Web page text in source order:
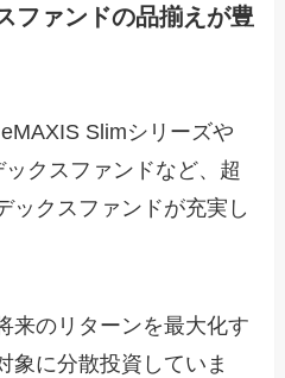
ファンドの品揃えが豊
Slimシリーズや
クスファンドなど、超
ックスファンドが充実し
来のリターンを最大化す
象に分散投資していま